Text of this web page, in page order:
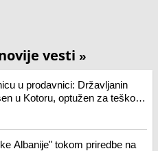
vesti »
u prodavnici: Državljanin
u Kotoru, optužen za teško
Albanije" tokom priredbe na